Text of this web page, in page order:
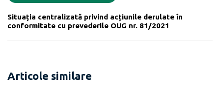
Situația centralizată privind acțiunile derulate în
conformitate cu prevederile OUG nr. 81/2021
Articole similare